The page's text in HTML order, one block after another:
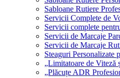
Sabloane Rutiere
Servicii Complete de
Servicii complete
Servicii de Marcaje
Servicii de Marcaje
Steaguri Personalizate
„Limitatoare de
„Plăcuțe ADR